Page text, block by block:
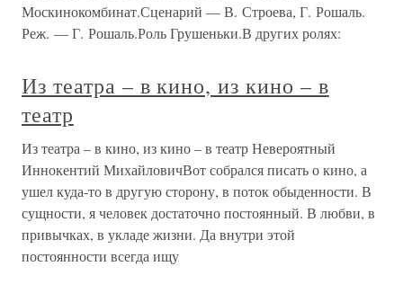
Москинокомбинат.Сценарий — В. Строева, Г. Рошаль.
Реж. — Г. Рошаль.Роль Грушеньки.В других ролях:
Из театра – в кино, из кино – в
театр
Из театра – в кино, из кино – в театр Невероятный
Иннокентий МихайловичВот собрался писать о кино, а
ушел куда-то в другую сторону, в поток обыденности. В
сущности, я человек достаточно постоянный. В любви, в
привычках, в укладе жизни. Да внутри этой
постоянности всегда ищу